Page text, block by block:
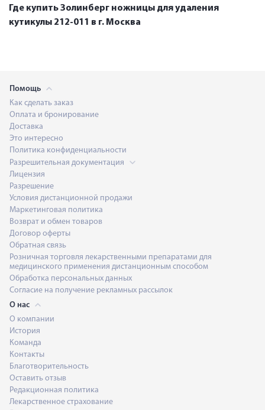
Где купить Золинберг ножницы для удаления
кутикулы 212-011 в г. Москва
Помощь
Как сделать заказ
Оплата и бронирование
Доставка
Это интересно
Политика конфиденциальности
Разрешительная документация
Лицензия
Разрешение
Условия дистанционной продажи
Маркетинговая политика
Возврат и обмен товаров
Договор оферты
Обратная связь
Розничная торговля лекарственными препаратами для
медицинского применения дистанционным способом
Обработка персональных данных
Согласие на получение рекламных рассылок
О нас
О компании
История
Команда
Контакты
Благотворительность
Оставить отзыв
Редакционная политика
Лекарственное страхование